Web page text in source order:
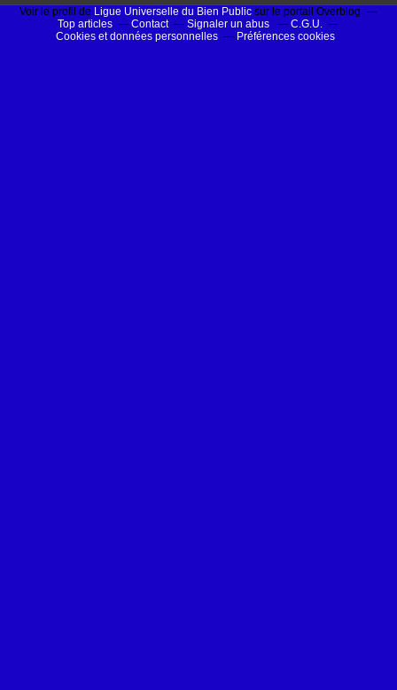
Voir le profil de Ligue Universelle du Bien Public sur le portail Overblog
Top articles
Contact Signaler un abus
C.G.U.
Cookies et données personnelles
Préférences cookies